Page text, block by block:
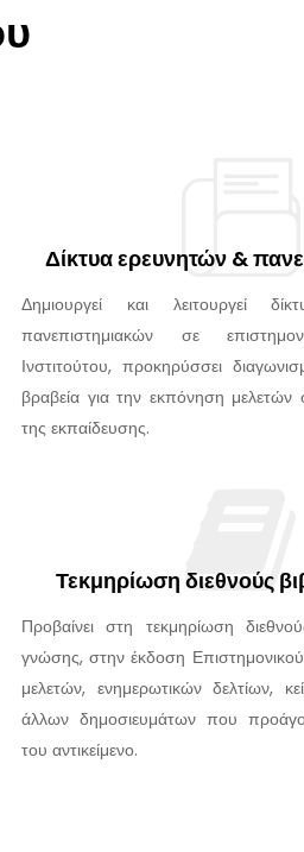
Δίκτυα ερευνητών &
Δημιουργεί και λειτουργεί
πανεπιστημιακών σε
Ινστιτούτου, προκηρύσσει
βραβεία για την εκπόνηση μελετών
της εκπαίδευσης.
Τεκμηρίωση διεθνούς
Προβαίνει στη τεκμηρίωση
γνώσης, στην έκδοση Επιστημονικού
μελετών, ενημερωτικών δελτίων,
άλλων δημοσιευμάτων που
του αντικείμενο.